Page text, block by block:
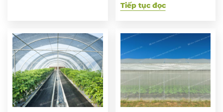
có vô tình ngăn chặn
các loài côn trùng có
ích như […]
stress nhiệt, hạ nhiệt
chế cháy lá.. Lưới giúp
cây giữ ẩm tốt, quang
hợp ổn định, tăng tốc
độ phát triển và nâng
cao năng suất. […]
Tiếp tục đọc